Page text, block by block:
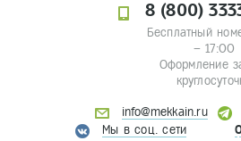
8 (800)
Бесплатный
– 17:00
Оформление
info@mekkain.ru
Мы в соц. сети